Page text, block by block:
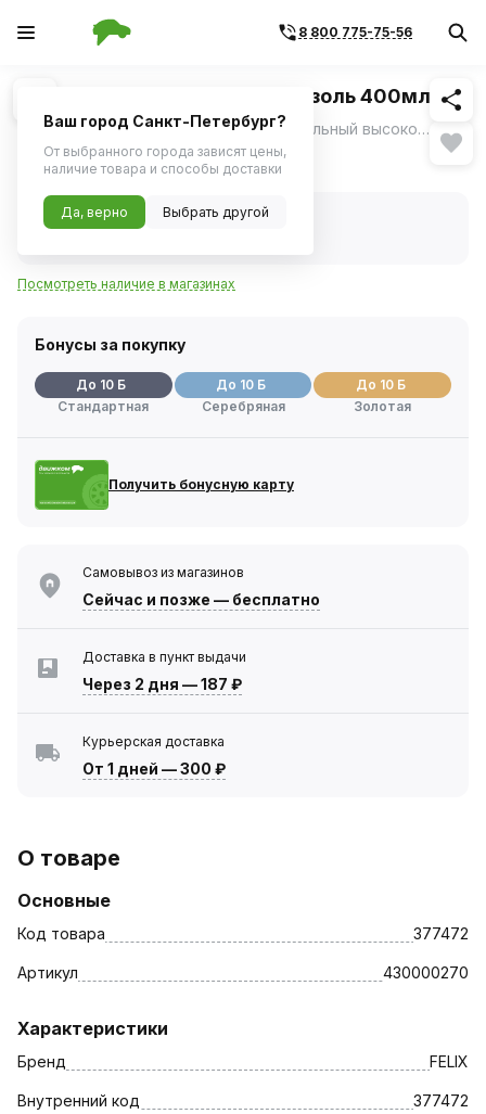
8 800 775-75-56
1/1 Похожие
Очиститель кузова Felix аэрозоль 400мл
Очиститель кузова FELIX профессиональный высокоэффективный состав, который быстро и эффективно устраняет трудные загрязнения как битум, смола деревьев, следы насекомых и птиц.
343 ₽
В наличии
Код товара:377472
Посмотреть наличие в магазинах
Бонусы за покупку
До 10 Б
Стандартная
До 10 Б
Серебряная
До 10 Б
Золотая
Получить бонусную карту
Самовывоз из магазинов
Сейчас и позже — бесплатно
Доставка в пункт выдачи
Через 2 дня —187 ₽
Курьерская доставка
От 1 дней —300 ₽
О товаре
Основные
Код товара 377472
Артикул 430000270
Характеристики
Бренд FELIX
Внутренний код 377472
Ваш город Санкт-Петербург?
От выбранного города зависят цены,
наличие товара и способы доставки
Да, верно Выбрать другой